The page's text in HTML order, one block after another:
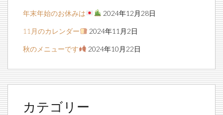
年末年始のお休みは 2024年12月28日
11月のカレンダー 2024年11月2日
秋のメニューです 2024年10月22日
カテゴリー